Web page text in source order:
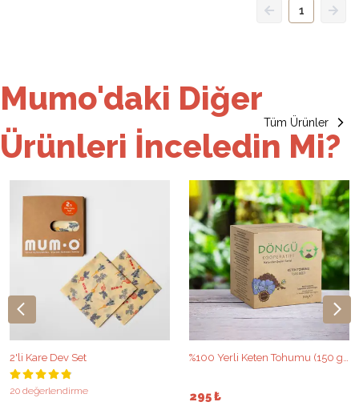
1
Mumo'daki Diğer
Ürünleri İnceledin Mi?
Tüm Ürünler
2'li Kare Dev Set
20 değerlendirme
%100 Yerli Keten Tohumu (150 gr)
295 ₺